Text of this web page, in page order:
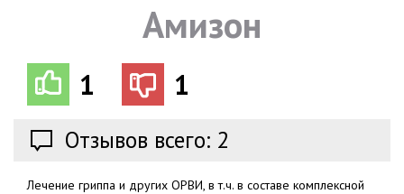
Амизон
1 1
Отзывов всего: 2
Лечение гриппа и других ОРВИ, в т.ч. в составе комплексной